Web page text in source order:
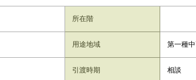
所在階
用途地域 第一種
引渡時期 相談